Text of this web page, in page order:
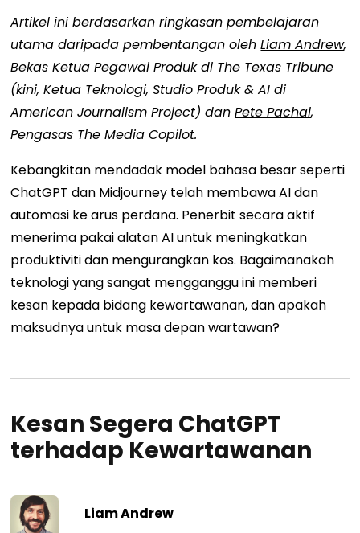
Artikel ini berdasarkan ringkasan pembelajaran
utama daripada pembentangan olehLiam Andrew,
Bekas Ketua Pegawai Produk di The Texas Tribune
(kini, Ketua Teknologi, Studio Produk & AI di
American Journalism Project) danPete Pachal,
Pengasas The Media Copilot.
Kebangkitan mendadak model bahasa besar seperti
ChatGPT dan Midjourney telah membawa AI dan
automasi ke arus perdana. Penerbit secara aktif
menerima pakai alatan AI untuk meningkatkan
produktiviti dan mengurangkan kos. Bagaimanakah
teknologi yang sangat mengganggu ini memberi
kesan kepada bidang kewartawanan, dan apakah
maksudnya untuk masa depan wartawan?
Kesan Segera ChatGPT
terhadap Kewartawanan
Liam Andrew